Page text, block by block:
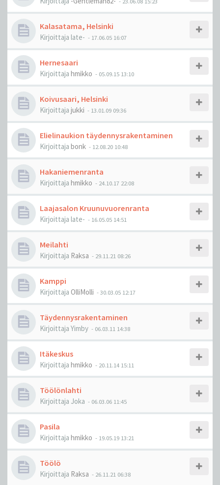
Kalasatama, Helsinki
Kirjoittaja late- - 17.06.05 16:07
Hernesaari
Kirjoittaja hmikko - 05.09.15 13:10
Koivusaari, Helsinki
Kirjoittaja jukki - 13.01.09 09:36
Elielinaukion täydennysrakentaminen
Kirjoittaja bonk - 12.08.20 10:48
Hakaniemenranta
Kirjoittaja hmikko - 24.10.17 22:08
Laajasalon Kruunuvuorenranta
Kirjoittaja late- - 16.05.05 14:51
Meilahti
Kirjoittaja Raksa - 29.11.21 08:26
Kamppi
Kirjoittaja OlliMolli -30.03.05 12:17
Täydennysrakentaminen
Kirjoittaja Yimby - 06.03.11 14:38
Itäkeskus
Kirjoittaja hmikko - 20.11.14 15:11
Töölönlahti
Kirjoittaja Joka - 06.03.06 11:45
Pasila
Kirjoittaja hmikko - 19.05.19 13:21
Töölö
Kirjoittaja Raksa - 26.11.21 06:38